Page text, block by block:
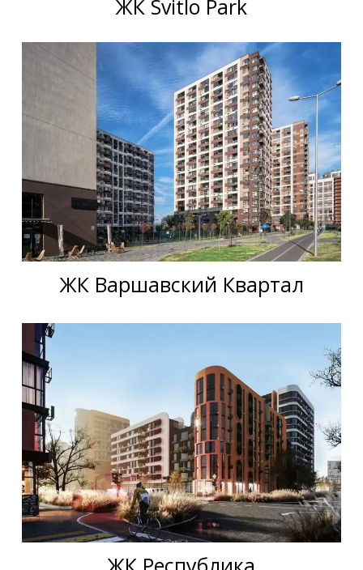
ЖК Svitlo Park
ЖК Варшавский Квартал